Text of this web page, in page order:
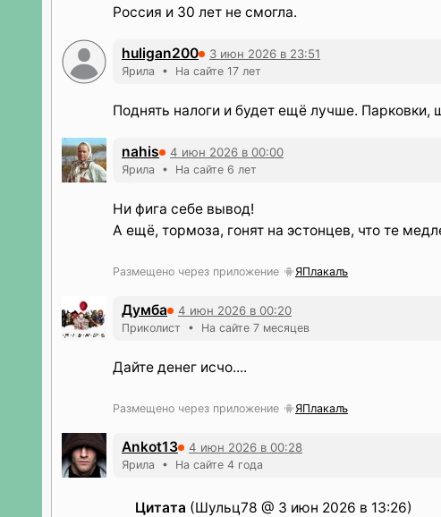
Россия и 30 лет не смогла.
huligan200 3 июн 2026 в 23:51
Ярила • На сайте 17 лет
Поднять налоги и будет ещё лучше.
nahis 4 июн 2026 в 00:00
Ярила • На сайте 6 лет
Ни фига себе вывод!
А ещё, тормоза, гонят на эстонцев, что те
Размещено через приложение ЯПлакалъ
Думба 4 июн 2026 в 00:20
Приколист • На сайте 7 месяцев
Дайте денег исчо....
Размещено через приложение ЯПлакалъ
Ankot13 4 июн 2026 в 00:28
Ярила • На сайте 4 года
Цитата (Шульц78 @ 3 июн 2026 в 13:26)